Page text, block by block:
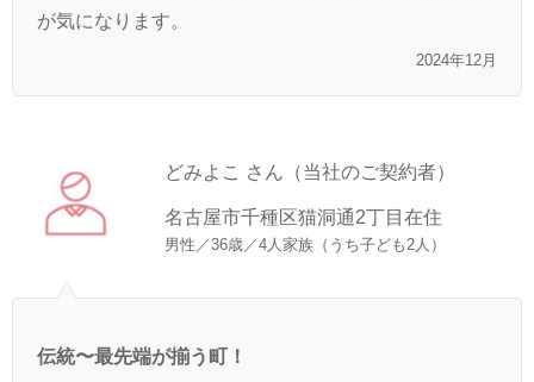
が気になります。
2024年12月
どみよこ さん（当社のご契約者）
名古屋市千種区猫洞通2丁目在住
男性／36歳／4人家族（うち子ども2人）
伝統〜最先端が揃う町！